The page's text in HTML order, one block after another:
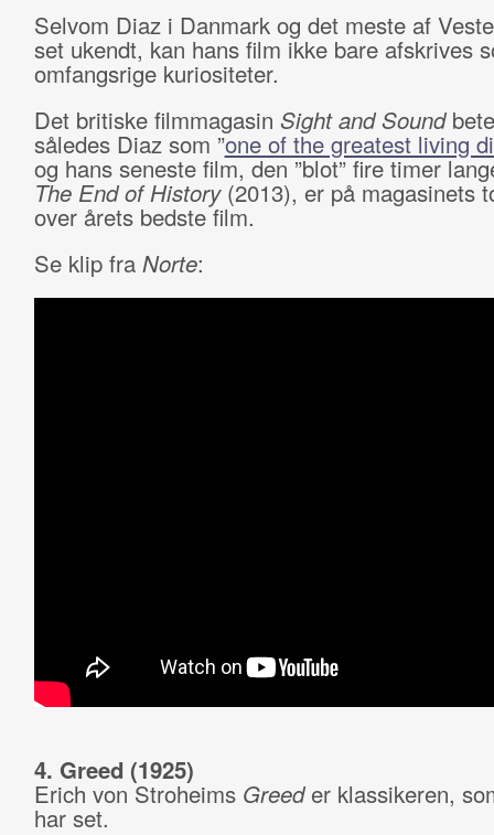
Selvom Diaz i Danmark og det meste af
set ukendt, kan hans film ikke bare afskrives
omfangsrige kuriositeter.
Det britiske filmmagasin Sight and Sound
således Diaz som ”one of the greatest living
og hans seneste film, den ”blot” fire timer
The End of History(2013), er på magasinets
over årets bedste film.
Se klip fra Norte:
4. Greed (1925)
Erich von Stroheims Greeder klassikeren,
har set.